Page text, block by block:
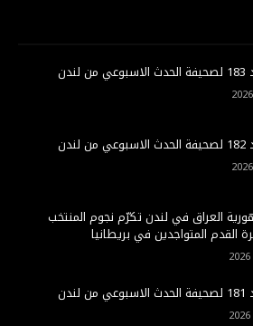
العراق في لندن تكرّم نجوم المنتخب
القدم المتواجدين في بريطانيا